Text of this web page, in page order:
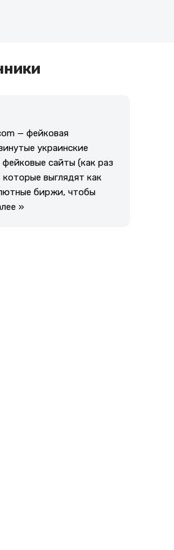
— фейковая
украинские
сайты (как раз
выглядят как
биржи, чтобы
»